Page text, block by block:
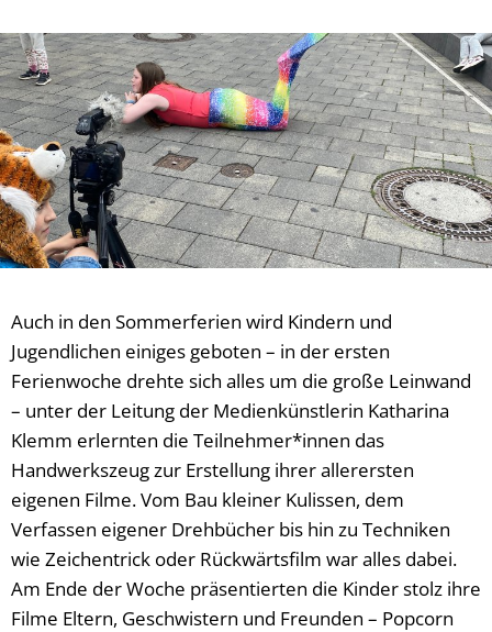
Auch in den Sommerferien wird Kindern und
Jugendlichen einiges geboten – in der ersten
Ferienwoche drehte sich alles um die große Leinwand
– unter der Leitung der Medienkünstlerin Katharina
Klemm erlernten die Teilnehmer*innen das
Handwerkszeug zur Erstellung ihrer allerersten
eigenen Filme. Vom Bau kleiner Kulissen, dem
Verfassen eigener Drehbücher bis hin zu Techniken
wie Zeichentrick oder Rückwärtsfilm war alles dabei.
Am Ende der Woche präsentierten die Kinder stolz ihre
Filme Eltern, Geschwistern und Freunden – Popcorn